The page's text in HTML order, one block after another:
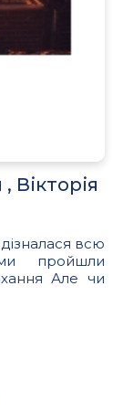
Вікторія
всю
пройшли
Але чи